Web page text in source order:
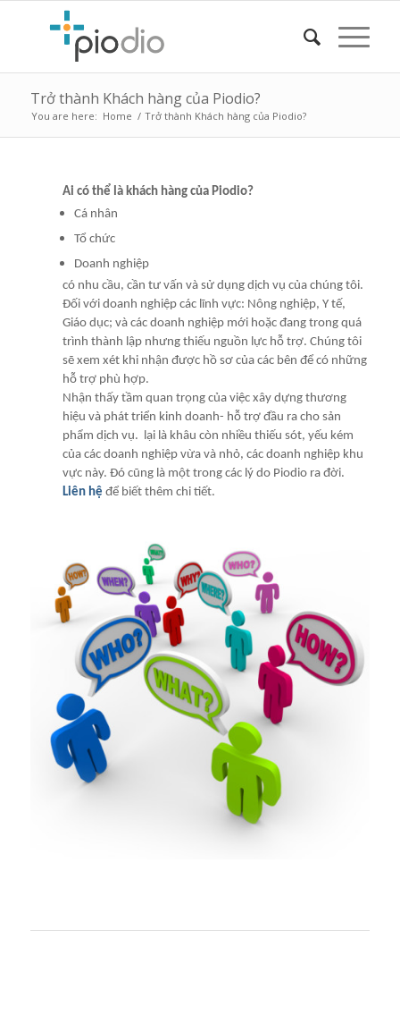
Trở thành Khách hàng của Piodio?
You are here: Home / Trở thành Khách hàng của Piodio?
Ai có thể là khách hàng của Piodio?
Cá nhân
Tổ chức
Doanh nghiệp
có nhu cầu, cần tư vấn và sử dụng dịch vụ của chúng tôi.
Đối với doanh nghiệp các lĩnh vực: Nông nghiệp, Y tế,
Giáo dục; và các doanh nghiệp mới hoặc đang trong quá
trình thành lập nhưng thiếu nguồn lực hỗ trợ. Chúng tôi
sẽ xem xét khi nhận được hồ sơ của các bên để có những
hỗ trợ phù hợp.
Nhận thấy tầm quan trọng của việc xây dựng thương
hiệu và phát triển kinh doanh- hỗ trợ đầu ra cho sản
phẩm dịch vụ. lại là khâu còn nhiều thiếu sót, yếu kém
của các doanh nghiệp vừa và nhỏ, các doanh nghiệp khu
vực này. Đó cũng là một trong các lý do Piodio ra đời.
Liên hệ để biết thêm chi tiết.